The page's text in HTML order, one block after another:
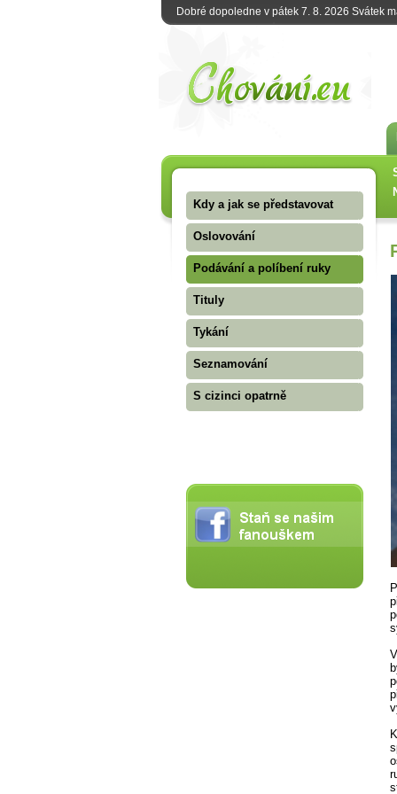
Dobré dopoledne v pátek 7. 8. 2026 Svátek
Kdy a jak se představovat
Oslovování
Podávání a políbení ruky
Tituly
Tykání
Seznamování
S cizinci opatrně